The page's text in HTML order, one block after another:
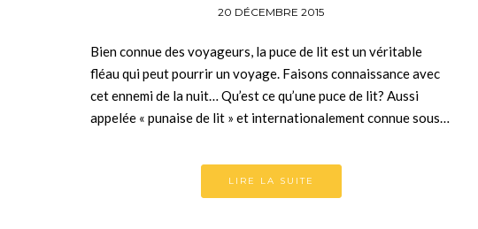
20 DÉCEMBRE 2015
Bien connue des voyageurs, la puce de lit est un véritable
fléau qui peut pourrir un voyage. Faisons connaissance avec
cet ennemi de la nuit… Qu’est ce qu’une puce de lit? Aussi
appelée « punaise de lit » et internationalement connue sous…
LIRE LA SUITE